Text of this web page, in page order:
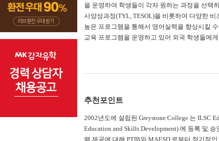
을 운영하여 학생들이 각자 원하는 과정을 선택
사양성과정(TYL, TESOL)을 비롯하여 다양한
높은 프로그램을 통해서 영어실력을 향상시킬
교육 프로그램을 운영하고 있어 외국 학생들에
추천포인트
2002년도에 설립된 Greystone College 는 ILSC
Education and Skills Development) 에 등록 및
램 제공에 대해 PTIB와 MAESD 로부터 정기적